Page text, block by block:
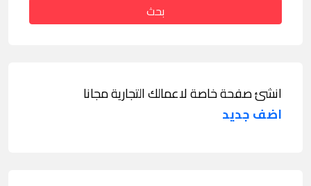
بحث
انشئ صفحة خاصة لاعمالك التجارية مجانا
اضف جديد